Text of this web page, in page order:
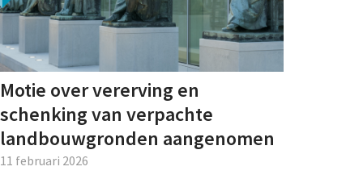
Motie over vererving en
schenking van verpachte
landbouwgronden aangenomen
11 februari 2026